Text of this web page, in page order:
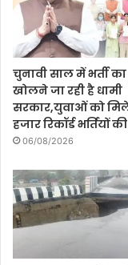
चुनावी साल में भर्ती का
खोलने जा रही है धामी
सरकार,युवाओं को
हजार रिकॉर्ड भर्तियों
06/08/2026